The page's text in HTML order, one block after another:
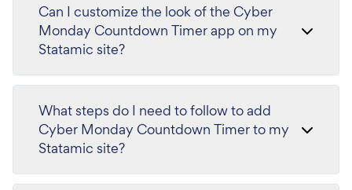
Can I customize the look of the Cyber
Monday Countdown Timer app on my
Statamic site?
What steps do I need to follow to add
Cyber Monday Countdown Timer to my
Statamic site?